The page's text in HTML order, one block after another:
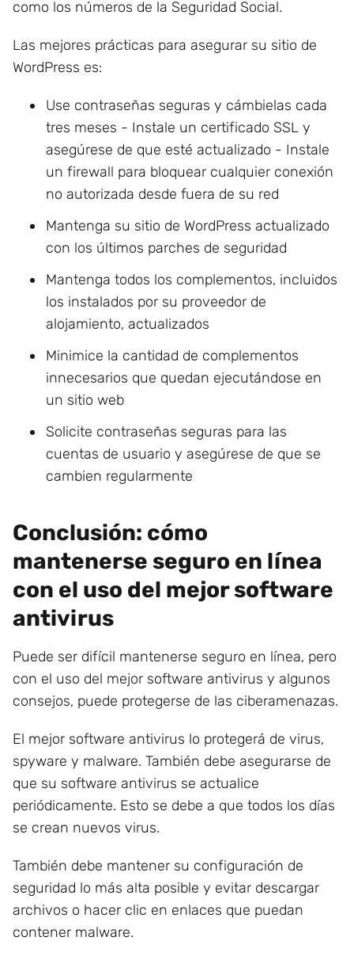
como los números de la Seguridad Social.
Las mejores prácticas para asegurar su sitio de
WordPress es:
Use contraseñas seguras y cámbielas cada
tres meses - Instale un certificado SSL y
asegúrese de que esté actualizado - Instale
un firewall para bloquear cualquier conexión
no autorizada desde fuera de su red
Mantenga su sitio de WordPress actualizado
con los últimos parches de seguridad
Mantenga todos los complementos, incluidos
los instalados por su proveedor de
alojamiento, actualizados
Minimice la cantidad de complementos
innecesarios que quedan ejecutándose en
un sitio web
Solicite contraseñas seguras para las
cuentas de usuario y asegúrese de que se
cambien regularmente
Conclusión: cómo
mantenerse seguro en línea
con el uso del mejor software
antivirus
Puede ser difícil mantenerse seguro en línea, pero
con el uso del mejor software antivirus y algunos
consejos, puede protegerse de las ciberamenazas.
El mejor software antivirus lo protegerá de virus,
spyware y malware. También debe asegurarse de
que su software antivirus se actualice
periódicamente. Esto se debe a que todos los días
se crean nuevos virus.
También debe mantener su configuración de
seguridad lo más alta posible y evitar descargar
archivos o hacer clic en enlaces que puedan
contener malware.